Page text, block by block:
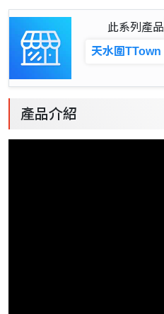
此系列產品
天水圍TTown
產品介紹